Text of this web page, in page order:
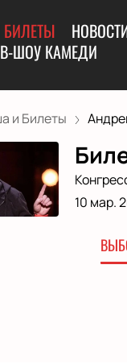
ШОУ КАМЕДИ
и Билеты
10 мар.